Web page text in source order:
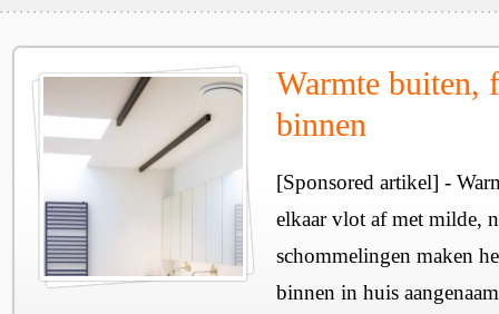
Warmte buiten,
binnen
[Sponsored artikel] -
elkaar vlot af met milde,
schommelingen maken
binnen in huis